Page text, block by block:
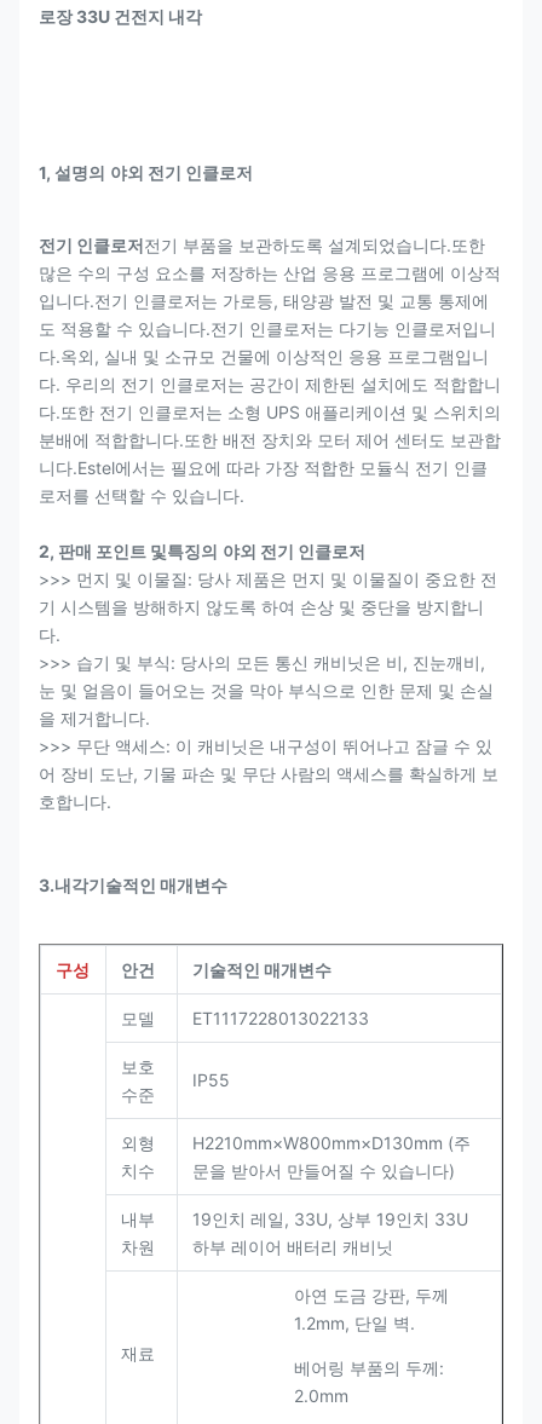
로장 33U 건전지 내각
1, 설명의 야외 전기 인클로저
전기 인클로저전기 부품을 보관하도록 설계되었습니다.또한
많은 수의 구성 요소를 저장하는 산업 응용 프로그램에 이상적
입니다.전기 인클로저는 가로등, 태양광 발전 및 교통 통제에
도 적용할 수 있습니다.전기 인클로저는 다기능 인클로저입니
다.옥외, 실내 및 소규모 건물에 이상적인 응용 프로그램입니
다. 우리의 전기 인클로저는 공간이 제한된 설치에도 적합합니
다.또한 전기 인클로저는 소형 UPS 애플리케이션 및 스위치의
분배에 적합합니다.또한 배전 장치와 모터 제어 센터도 보관합
니다.Estel에서는 필요에 따라 가장 적합한 모듈식 전기 인클
로저를 선택할 수 있습니다.
2, 판매 포인트 및특징의 야외 전기 인클로저
>>> 먼지 및 이물질: 당사 제품은 먼지 및 이물질이 중요한 전
기 시스템을 방해하지 않도록 하여 손상 및 중단을 방지합니
다.
>>> 습기 및 부식: 당사의 모든 통신 캐비닛은 비, 진눈깨비,
눈 및 얼음이 들어오는 것을 막아 부식으로 인한 문제 및 손실
을 제거합니다.
>>> 무단 액세스: 이 캐비닛은 내구성이 뛰어나고 잠글 수 있
어 장비 도난, 기물 파손 및 무단 사람의 액세스를 확실하게 보
호합니다.
3.내각기술적인 매개변수
구성 안건 기술적인 매개변수
모델 ET1117228013022133
보호
수준
IP55
외형
치수
H2210mm×W800mm×D130mm (주
문을 받아서 만들어질 수 있습니다)
내부
차원
19인치 레일, 33U, 상부 19인치 33U
하부 레이어 배터리 캐비닛
재료
아연 도금 강판, 두께
1.2mm, 단일 벽.
베어링 부품의 두께:
2.0mm